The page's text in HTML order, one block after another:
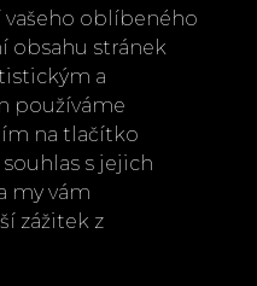
vašeho oblíbeného
obsahu stránek
a
používáme
na tlačítko
s jejich
my vám
zážitek z